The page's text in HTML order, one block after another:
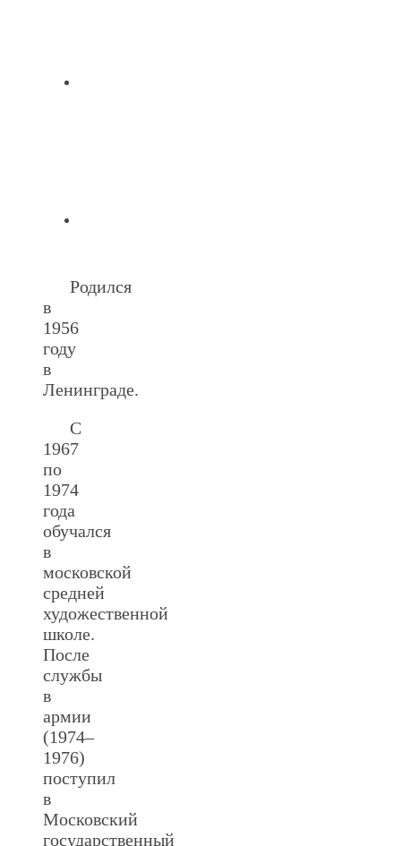
Родился
в
1956
году
в
Ленинграде.
С
1967
по
1974
года
обучался
в
московской
средней
художественной
школе.
После
службы
в
армии
(1974–
1976)
поступил
в
Московский
государственный